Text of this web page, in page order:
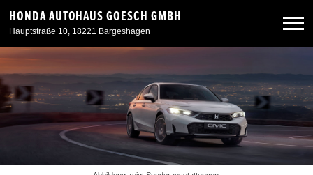
HONDA AUTOHAUS GOESCH GMBH
Hauptstraße 10, 18221 Bargeshagen
Neuwagen
Gebrauchtwagen